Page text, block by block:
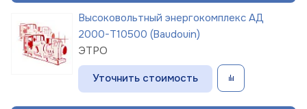
Высоковольтный энергокомплекс АД
2000-Т10500 (Baudouin)
ЭТРО
Уточнить стоимость